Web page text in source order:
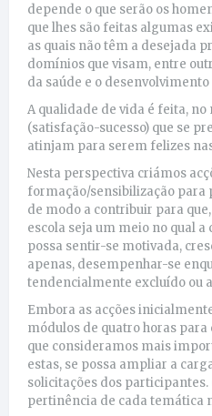
depende o que serão os
que lhes são feitas algumas
as quais não têm a desejada
domínios que visam, entre
da saúde e o
A qualidade de vida é feita,
(satisfação-sucesso) que se
atinjam para serem felizes
Nesta perspectiva criámos
formação/sensibilização para
de modo a contribuir para
escola seja um meio no qual
possa sentir-se motivada,
apenas, desempenhar-se
tendencialmente excluído ou
Embora as acções
módulos de quatro horas
que consideramos mais
estas, se possa ampliar a
solicitações dos
pertinência de cada temática